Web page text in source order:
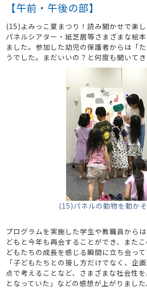
【午前・午後の部】
(15)よみっこ夏まつり！読み聞かせで楽し
パネルシアター・紙芝居等さまざまな絵
ました。参加した幼児の保護者からは「
うでした。まだいいの？と何度も聞いてき
(15)パネルの動物を動か
プログラムを実施した学生や教職員から
どもと今年も再会することができ、また
どもたちの成長を感じる瞬間に立ち会って
「子どもたちとの接し方だけでなく、企
点で考えることなど、さまざまな社会性
となっていた」などの感想が上がりました